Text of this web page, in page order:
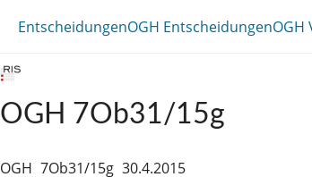
EntscheidungenOGH EntscheidungenOGH
OGH 7Ob31/15g
OGH 7Ob31/15g 30.4.2015